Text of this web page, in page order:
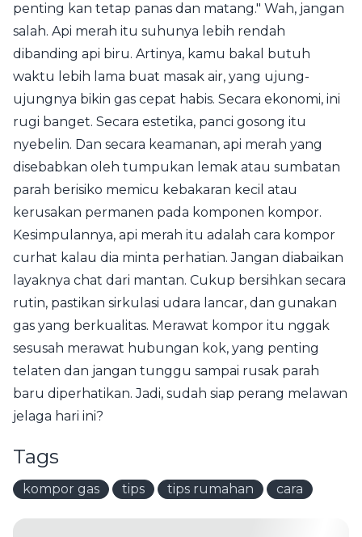
penting kan tetap panas dan matang." Wah, jangan
salah. Api merah itu suhunya lebih rendah
dibanding api biru. Artinya, kamu bakal butuh
waktu lebih lama buat masak air, yang ujung-
ujungnya bikin gas cepat habis. Secara ekonomi, ini
rugi banget. Secara estetika, panci gosong itu
nyebelin. Dan secara keamanan, api merah yang
disebabkan oleh tumpukan lemak atau sumbatan
parah berisiko memicu kebakaran kecil atau
kerusakan permanen pada komponen kompor.
Kesimpulannya, api merah itu adalah cara kompor
curhat kalau dia minta perhatian. Jangan diabaikan
layaknya chat dari mantan. Cukup bersihkan secara
rutin, pastikan sirkulasi udara lancar, dan gunakan
gas yang berkualitas. Merawat kompor itu nggak
sesusah merawat hubungan kok, yang penting
telaten dan jangan tunggu sampai rusak parah
baru diperhatikan. Jadi, sudah siap perang melawan
jelaga hari ini?
Tags
kompor gas tips tips rumahan cara